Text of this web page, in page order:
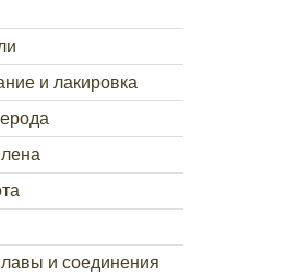
и лакировка
и соединения